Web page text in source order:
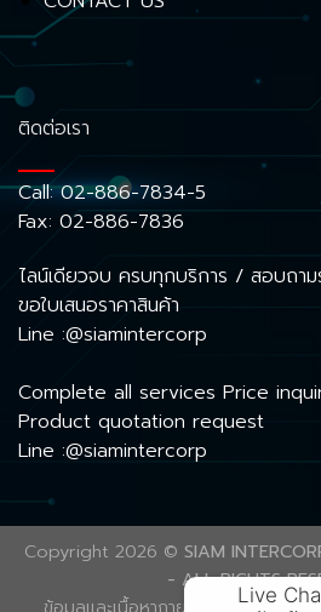
ติดต่อเรา
Call:02-886-7834-5
Fax: 02-886-7836
ไลน์เดียวจบ ครบทุกบริการ / สอบถาม
ขอใบเสนอราคาสินค้า
Line :@siamintercorp
Complete all services Price
Product quotation request
Line :@siamintercorp
Copyright 2026 © SIAM
- ALL RIGHTS
Live